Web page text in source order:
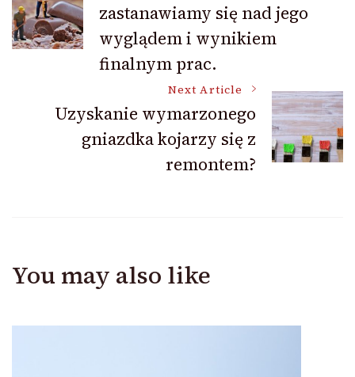
Navigationzastanawiamy się nad jego
wyglądem i wynikiem
finalnym prac.
Next Article
Uzyskanie wymarzonego
gniazdka kojarzy się z
remontem?
You may also like